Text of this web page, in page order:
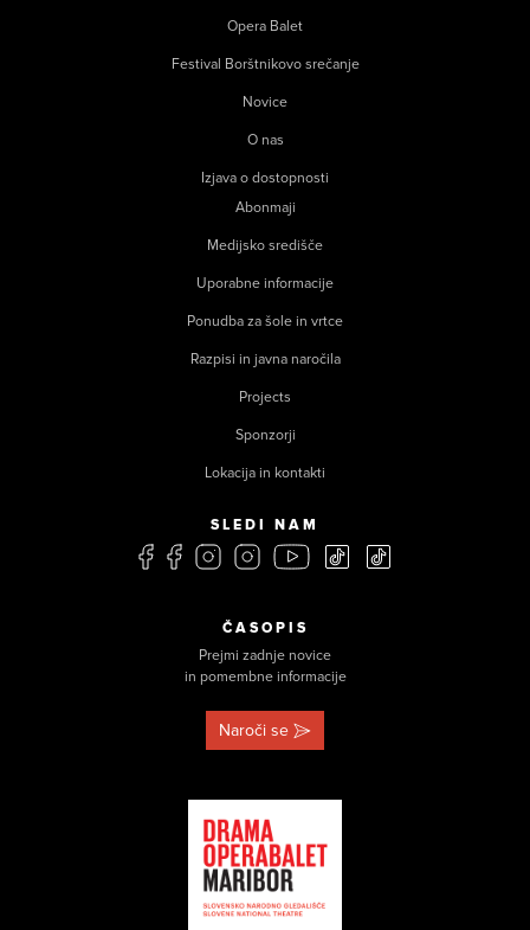
Opera Balet
Festival Borštnikovo srečanje
Novice
O nas
Izjava o dostopnosti
Abonmaji
Medijsko središče
Uporabne informacije
Ponudba za šole in vrtce
Razpisi in javna naročila
Projects
Sponzorji
Lokacija in kontakti
SLEDI NAM
ČASOPIS
Prejmi zadnje novice
in pomembne informacije
Naroči se